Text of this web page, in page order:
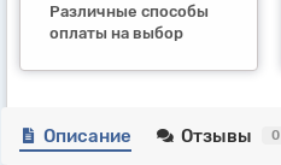
Различные способы
оплаты на выбор
Описание Отзывы 0